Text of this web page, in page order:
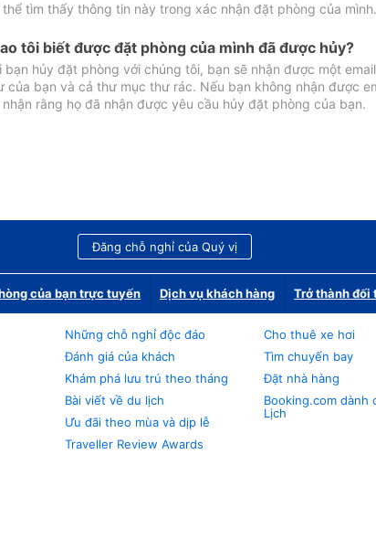
thể tìm thấy thông tin này trong xác nhận đặt phòng của mình.
tôi biết được đặt phòng của mình đã được hủy?
bạn hủy đặt phòng với chúng tôi, bạn sẽ nhận được một
của bạn và cả thư mục thư rác. Nếu bạn không nhận được
rằng họ đã nhận được yêu cầu hủy đặt phòng của bạn.
Đăng chỗ nghỉ của Quý vị
của bạn trực tuyến Dịch vụ khách hàng Trở thành đối
Những chỗ nghỉ độc đáo
Đánh giá của khách
Khám phá lưu trú theo tháng
Bài viết về du lịch
Ưu đãi theo mùa và dịp lễ
Traveller Review Awards
Cho thuê xe hơi
Tìm chuyến bay
Đặt nhà hàng
Booking.com dành
Lịch